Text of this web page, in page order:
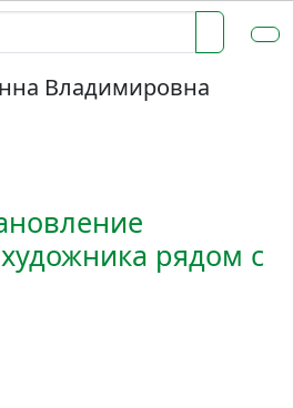
Владимировна
рядом с